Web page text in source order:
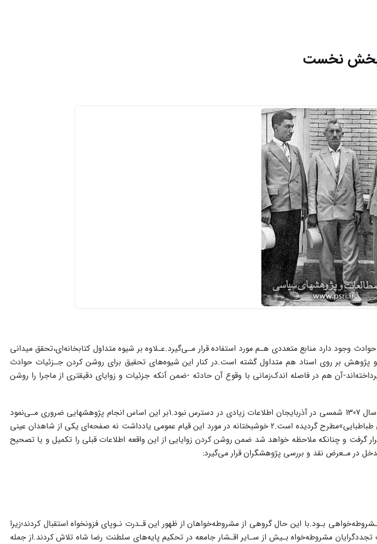
وجود دارد‌ منابع‌ متعددی هـم مورد استفاده قرار مـی‌گیرد.عـلاوه بر شیوه متداول‌ کتابخانه‌ای،تحقق میدانی
پژوهش بر روی اسناد هم متداول گشته است‌.در کنار این شیوه‌های‌ تحقیق برای روشن کردن جـزئیات حوادث
آن هم در فاصله اندک‌زمانی با وقوع‌ آن‌ حادثه‌ -ضمن آنکه جزئیات و زوایای دقیقتری از ماجرا را روشن
در مورد قیام عمومی علیه سلطنت پهلوی در اعتراض به تغییر نظام‌ و قانون‌ نظام‌وظیفه در سال 1307 شمسی در آذربایجان اطلاعات زیادی در دسترس نبود.1بر این اساس انجام‌ پژوهشهایی ضروری مـی‌نمود
کـه البته فرازهایی از آن در مدخل پژوهشی کتاب«زندگانی‌ و مبارزات‌ آیت اللّه شهید قاضی طباطبایی»مطرح گردیده است.2 خوشبختانه در مورد این قیام عمومی یادداشت نه صفحه‌ای یکی از شاهدان عینی
گرفت‌ و چنانکه‌‌ ملاحظه خواهد شد ضمن روشن کردن زوایایی از این واقعه اطلاعات قبلی را تکمیل و یا تصحیح
در‌ مـعرض نقد و بررسی پژوهشگران قرار می‌گیرد:
بـود.با این حال گروهی‌ از مشروطه‌خواهان از ظهور این قـدرت نـوپای‌ فزونخواه استقبال کردند؛زیرا
مشروطه‌خواه بـیش از سـایر‌ اقـشار‌ جامعه در تحکیم‌ پایه‌های سلطنت رضا شاه تلاش کردند.از جمله